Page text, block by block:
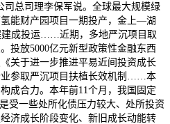
司总司理李保军说。全球最大规模绿
能财产园项目一期投产，金上—湖
建成投运……近期，多地严沉项目取
投放5000亿元新型政策性金融东西
关于进一步推进平易近间投资成长
业参取严沉项目扶植长效机制……本
成合力。本年前11个月，我国固定
受一些处所化债压力较大、处所投资
济成长阶段变化、新旧成长动能转